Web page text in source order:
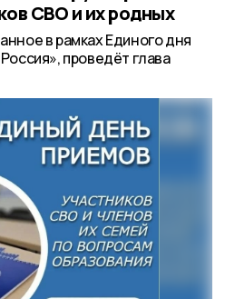
СВО и их родных
в рамках Единого дня
проведёт глава